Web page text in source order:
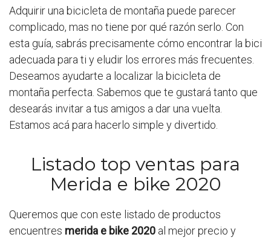
Adquirir una bicicleta de montaña puede parecer
complicado, mas no tiene por qué razón serlo. Con
esta guía, sabrás precisamente cómo encontrar la bici
adecuada para ti y eludir los errores más frecuentes.
Deseamos ayudarte a localizar la bicicleta de
montaña perfecta. Sabemos que te gustará tanto que
desearás invitar a tus amigos a dar una vuelta.
Estamos acá para hacerlo simple y divertido.
Listado top ventas para
Merida e bike 2020
Queremos que con este listado de productos
encuentres merida e bike 2020 al mejor precio y